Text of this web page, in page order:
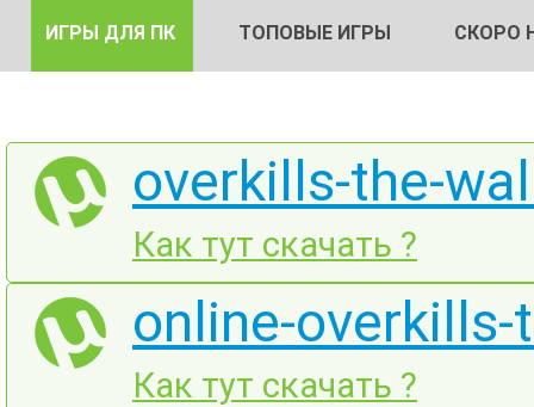
ИГРЫ ДЛЯ ПК ТОПОВЫЕ ИГРЫ СКОРО
overkills-the-
Как тут скачать ?
online-
Как тут скачать ?